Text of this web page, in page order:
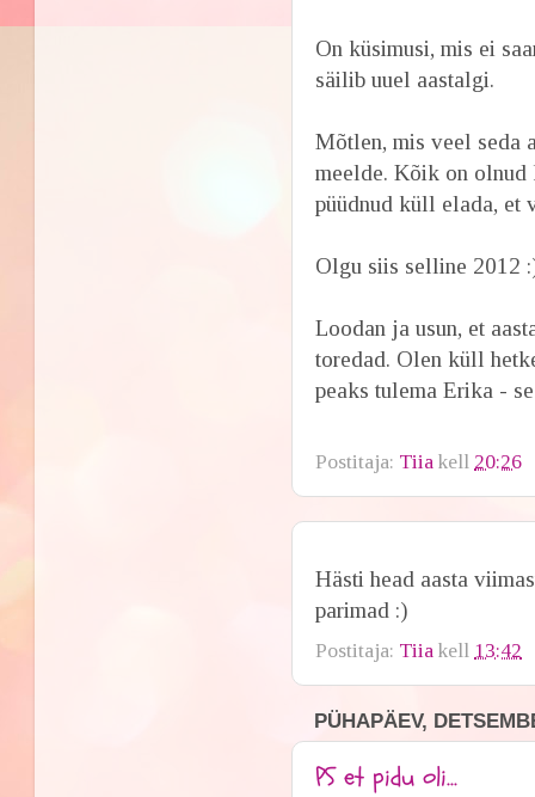
On küsimusi, mis ei
säilib uuel aastalgi.
Mõtlen, mis veel seda
meelde. Kõik on olnud
püüdnud küll elada, et
Olgu siis selline 2012
Loodan ja usun, et
toredad. Olen küll
peaks tulema Erika -
Postitaja: Tiia kell 20:26
Hästi head aasta
parimad :)
Postitaja: Tiia kell 13:42
PÜHAPÄEV,
PS et pidu oli...